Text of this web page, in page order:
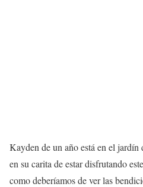
Kayden de un año está en el jardín
en su carita de estar disfrutando
como deberíamos de ver las